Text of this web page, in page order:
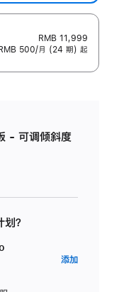
RMB 11,999
500/月 (24 期) 起
- 可调倾斜度
？
添加